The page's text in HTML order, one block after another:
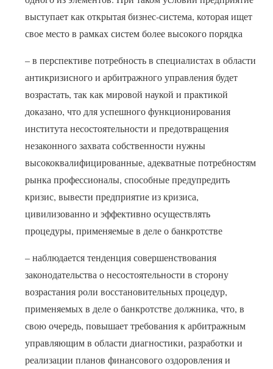
выступает как открытая бизнес-система, которая ищет
свое место в рамках систем более высокого порядка
– в перспективе потребность в специалистах в области
антикризисного и арбитражного управления будет
возрастать, так как мировой наукой и практикой
доказано, что для успешного функционирования
института несостоятельности и предотвращения
незаконного захвата собственности нужны
высококвалифицированные, адекватные потребностям
рынка профессионалы, способные предупредить
кризис, вывести предприятие из кризиса,
цивилизованно и эффективно осуществлять
процедуры, применяемые в деле о банкротстве
– наблюдается тенденция совершенствования
законодательства о несостоятельности в сторону
возрастания роли восстановительных процедур,
применяемых в деле о банкротстве должника, что, в
свою очередь, повышает требования к арбитражным
управляющим в области диагностики, разработки и
реализации планов финансового оздоровления и